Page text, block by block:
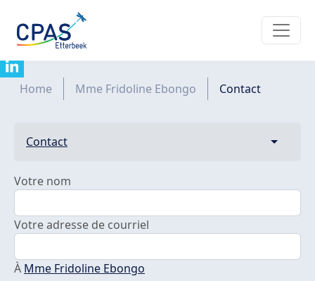
Contacter Mme Fridoline Ebongo
Fil d'Ariane
Home Mme Fridoline Ebongo Contact
Contact Toggle
Votre nom
Votre adresse de courriel
À Mme Fridoline Ebongo